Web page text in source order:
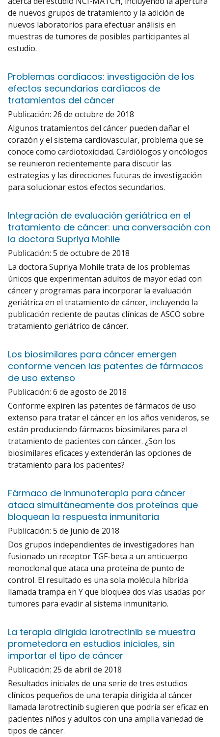
de nuevos grupos de tratamiento y la adición de
nuevos laboratorios para efectuar análisis en
muestras de tumores de posibles participantes al
estudio.
Problemas cardíacos: investigación de los
efectos secundarios cardíacos de
tratamientos del cáncer
Publicación: 26 de octubre de 2018
Algunos tratamientos del cáncer pueden dañar el
corazón y el sistema cardiovascular, problema que se
conoce como cardiotoxicidad. Cardiólogos y oncólogos
se reunieron recientemente para discutir las
estrategias y las direcciones futuras de investigación
para solucionar estos efectos secundarios.
Integración de evaluación geriátrica en el
tratamiento de cáncer: una conversación con
la doctora Supriya Mohile
Publicación: 5 de octubre de 2018
La doctora Supriya Mohile trata de los problemas
únicos que experimentan adultos de mayor edad con
cáncer y programas para incorporar la evaluación
geriátrica en el tratamiento de cáncer, incluyendo la
publicación reciente de pautas clínicas de ASCO sobre
tratamiento geriátrico de cáncer.
Los biosimilares para cáncer emergen
conforme vencen las patentes de fármacos
de uso extenso
Publicación: 6 de agosto de 2018
Conforme expiren las patentes de fármacos de uso
extenso para tratar el cáncer en los años venideros, se
están produciendo fármacos biosimilares para el
tratamiento de pacientes con cáncer. ¿Son los
biosimilares eficaces y extenderán las opciones de
tratamiento para los pacientes?
Fármaco de inmunoterapia para cáncer
ataca simultáneamente dos proteínas que
bloquean la respuesta inmunitaria
Publicación: 5 de junio de 2018
Dos grupos independientes de investigadores han
fusionado un receptor TGF-beta a un anticuerpo
monoclonal que ataca una proteína de punto de
control. El resultado es una sola molécula híbrida
llamada trampa en Y que bloquea dos vías usadas por
tumores para evadir al sistema inmunitario.
La terapia dirigida larotrectinib se muestra
prometedora en estudios iniciales, sin
importar el tipo de cáncer
Publicación: 25 de abril de 2018
Resultados iniciales de una serie de tres estudios
clínicos pequeños de una terapia dirigida al cáncer
llamada larotrectinib sugieren que podría ser eficaz en
pacientes niños y adultos con una amplia variedad de
tipos de cáncer.